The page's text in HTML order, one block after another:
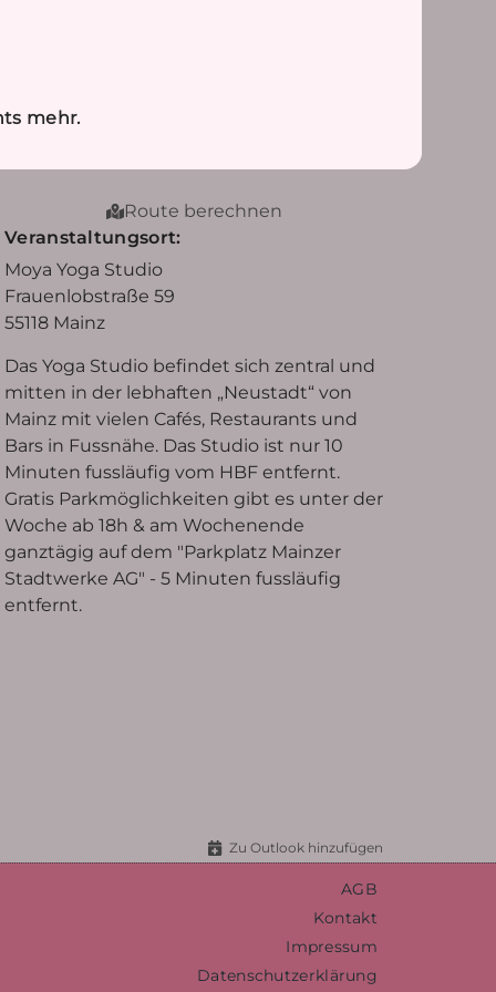
mehr.
Route berechnen
Veranstaltungsort:
Moya Yoga Studio
Frauenlobstraße 59
55118 Mainz
Das Yoga Studio befindet sich zentral und
mitten in der lebhaften „Neustadt“ von
Mainz mit vielen Cafés, Restaurants und
Bars in Fussnähe. Das Studio ist nur 10
Minuten fussläufig vom HBF entfernt.
Gratis Parkmöglichkeiten gibt es unter der
Woche ab 18h & am Wochenende
ganztägig auf dem "Parkplatz Mainzer
Stadtwerke AG" - 5 Minuten fussläufig
entfernt.
Zu Outlook hinzufügen
AGB
Kontakt
Impressum
Datenschutzerklärung